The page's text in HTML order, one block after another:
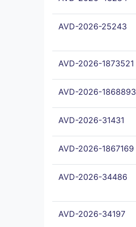
AVD-2026-25243
AVD-2026-1873521
AVD-2026-1868893
AVD-2026-31431
AVD-2026-1867169
AVD-2026-34486
AVD-2026-34197